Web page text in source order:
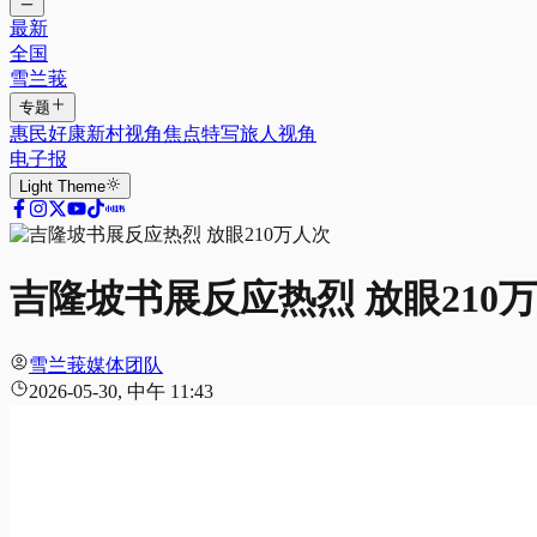
最新
全国
雪兰莪
专题
惠民好康新村视角焦点特写旅人视角
电子报
Light Theme
吉隆坡书展反应热烈 放眼210
雪兰莪媒体团队
2026-05-30, 中午 11:43